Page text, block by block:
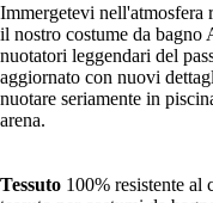
Immergetevi
il nostro costume da
nuotatori leggendari del
aggiornato con nuovi
nuotare seriamente in
arena.
Tessuto 100% resistente